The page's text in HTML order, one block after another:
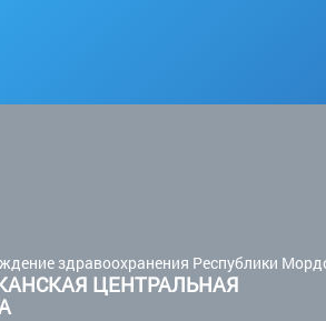
здравоохранения Республики
ЦЕНТРАЛЬНАЯ